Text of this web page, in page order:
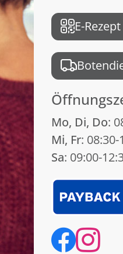
E-
Mo, Di, Do:
Mi, Fr: 08:30-
Sa: 09:00-